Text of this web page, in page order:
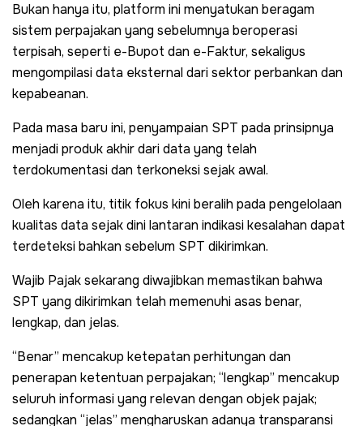
Bukan hanya itu, platform ini menyatukan beragam
sistem perpajakan yang sebelumnya beroperasi
terpisah, seperti e-Bupot dan e-Faktur, sekaligus
mengompilasi data eksternal dari sektor perbankan dan
kepabeanan.
Pada masa baru ini, penyampaian SPT pada prinsipnya
menjadi produk akhir dari data yang telah
terdokumentasi dan terkoneksi sejak awal.
Oleh karena itu, titik fokus kini beralih pada pengelolaan
kualitas data sejak dini lantaran indikasi kesalahan dapat
terdeteksi bahkan sebelum SPT dikirimkan.
Wajib Pajak sekarang diwajibkan memastikan bahwa
SPT yang dikirimkan telah memenuhi asas benar,
lengkap, dan jelas.
“Benar” mencakup ketepatan perhitungan dan
penerapan ketentuan perpajakan; “lengkap” mencakup
seluruh informasi yang relevan dengan objek pajak;
sedangkan “jelas” mengharuskan adanya transparansi